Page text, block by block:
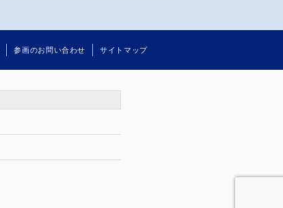
参画のお問い合わせ サイトマップ